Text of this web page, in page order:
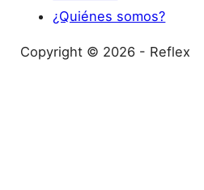
¿Quiénes somos?
Copyright © 2026 - Reflex